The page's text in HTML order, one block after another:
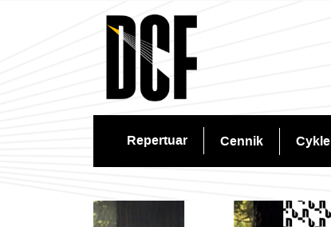
Repertuar Cennik Cykle